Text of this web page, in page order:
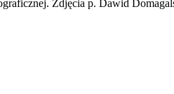
Zdjęcia p. Dawid